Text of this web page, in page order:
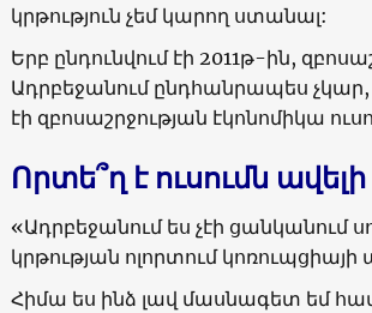
կրթություն չեմ կարող ստանալ:
Երբ ընդունվում էի 2011թ-ին,
Ադրբեջանում ընդհանրապես չկար,
էի զբոսաշրջության էկոնոմիկա
Որտե՞ղ է ուսումն
«Ադրբեջանում ես չէի ցանկանում
կրթության ոլորտում
Հիմա ես ինձ լավ մասնագետ եմ